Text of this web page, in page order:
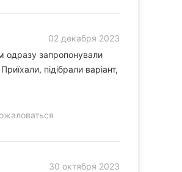
02 декабря 2023
одразу запропонували
підібрали варіант,
30 октября 2023